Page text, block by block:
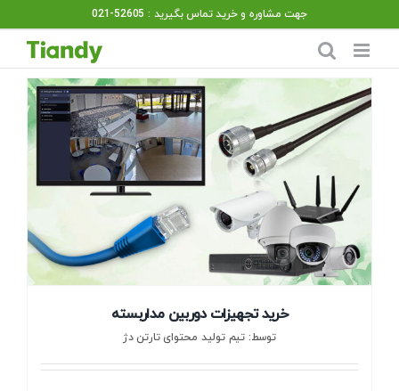
content
جهت مشاوره و خرید تماس بگیرید : 52605-021
خرید تجهیزات دوربین مداربسته
توسط: تیم تولید محتوای تارتن دژ